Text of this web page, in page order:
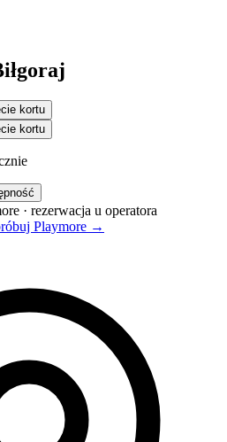
· rezerwacja u operatora
Playmore →